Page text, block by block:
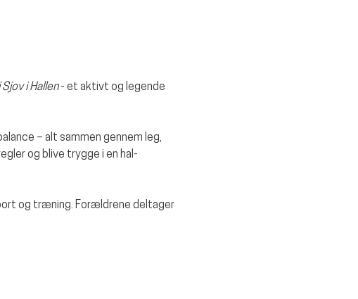
Sjov i Hallen - et aktivt og legende
– alt sammen gennem leg,
og blive trygge i en hal-
og træning. Forældrene deltager